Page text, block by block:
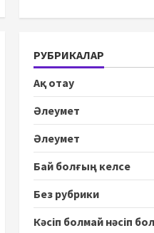
РУБРИКАЛАР
Ақ отау
Әлеумет
Әлеумет
Бай болғың келсе
Без рубрики
Кәсіп болмай нәсіп